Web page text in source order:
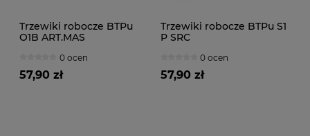
Trzewiki robocze BTPu
O1B ART.MAS
0 ocen
57,90 zł
Trzewiki robocze BTPu S1
P SRC
0 ocen
57,90 zł